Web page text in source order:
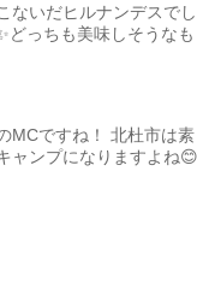
ないだヒルナンデスでし
どっちも美味しそうなも
MCですね！ 北杜市は素
ャンプになりますよね😊